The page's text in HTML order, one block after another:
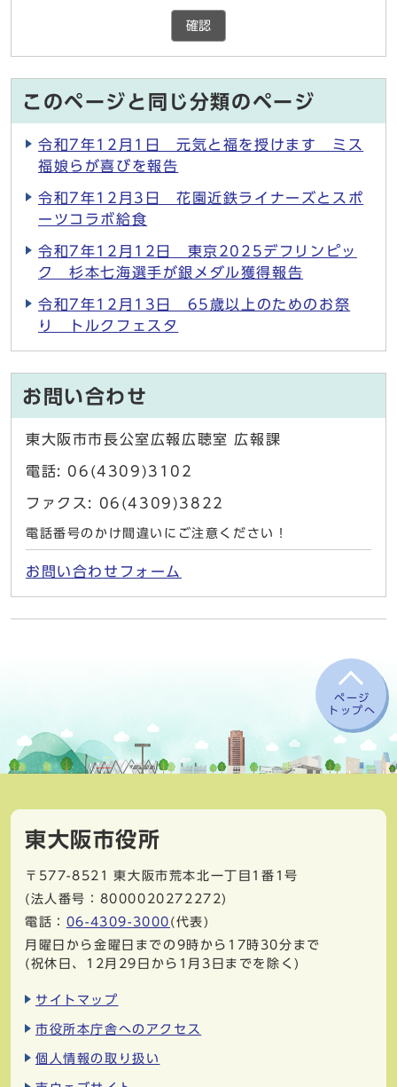
確認
このページと同じ分類のページ
令和7年12月1日 元気と福を授けます ミス
福娘らが喜びを報告
令和7年12月3日 花園近鉄ライナーズとスポ
ーツコラボ給食
令和7年12月12日 東京2025デフリンピッ
ク 杉本七海選手が銀メダル獲得報告
令和7年12月13日 65歳以上のためのお祭
り トルクフェスタ
お問い合わせ
東大阪市市長公室広報広聴室 広報課
電話: 06(4309)3102
ファクス: 06(4309)3822
電話番号のかけ間違いにご注意ください！
お問い合わせフォーム
ページ
トップへ
東大阪市役所
〒577-8521
東大阪市荒本北一丁目1番1号
(法人番号：8000020272272)
電話： 06-4309-3000 (代表)
月曜日から金曜日までの9時から17時30分まで
(祝休日、12月29日から1月3日までを除く)
サイトマップ
市役所本庁舎へのアクセス
個人情報の取り扱い